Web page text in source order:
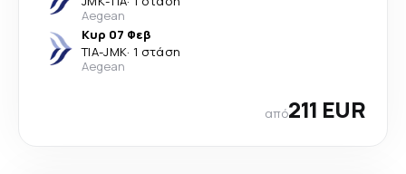
Aegean
Κυρ 07 Φεβ
TIA-JMK· 1 στάση
Aegean
από211 EUR